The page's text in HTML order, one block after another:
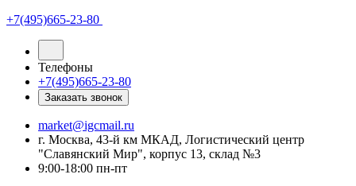
+7(495)665-23-80
Телефоны
+7(495)665-23-80
Заказать звонок
market@igcmail.ru
г. Москва, 43-й км МКАД, Логистический центр
"Славянский Мир", корпус 13, склад №3
9:00-18:00 пн-пт